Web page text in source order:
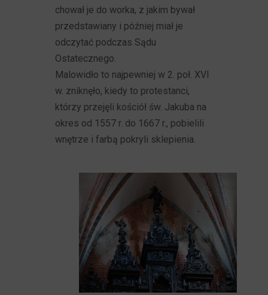
chował je do worka, z jakim bywał
przedstawiany i później miał je
odczytać podczas Sądu
Ostatecznego.
Malowidło to najpewniej w 2. poł. XVI
w. zniknęło, kiedy to protestanci,
którzy przejęli kościół św. Jakuba na
okres od 1557 r. do 1667 r., pobielili
wnętrze i farbą pokryli sklepienia.